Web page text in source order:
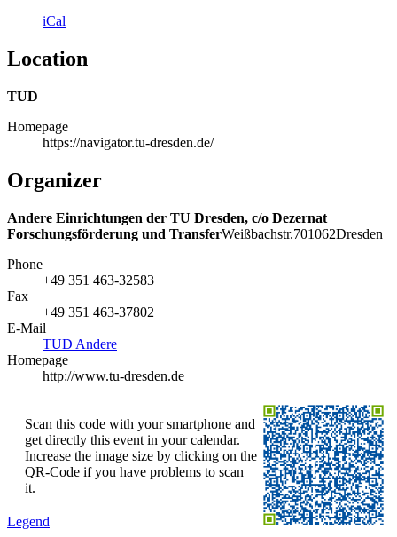
iCal
Location
TUD
Homepage
https://navigator.tu-dresden.de/
Organizer
Andere Einrichtungen der TU Dresden, c/o Dezernat
Forschungsförderung und TransferWeißbachstr.701062Dresden
Phone
+49 351 463-32583
Fax
+49 351 463-37802
E-Mail
TUD Andere
Homepage
http://www.tu-dresden.de
Scan this code with your smartphone and
get directly this event in your calendar.
Increase the image size by clicking on the
QR-Code if you have problems to scan
it.
Legend